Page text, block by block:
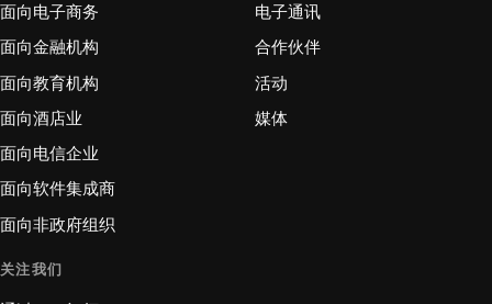
面向电子商务
面向金融机构
面向教育机构
面向酒店业
面向电信企业
面向软件集成商
面向非政府组织
电子通讯
合作伙伴
活动
媒体
关注我们